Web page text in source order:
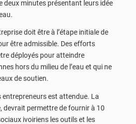
deux minutes présentant leurs idée
doit être à l’étape initiale de
être admissible. Des efforts
déployés pour atteindre
hors du milieu de l’eau et qui ne
de soutien.
entrepreneurs est attendue. La
devrait permettre de fournir à 10
ivoiriens les outils et les